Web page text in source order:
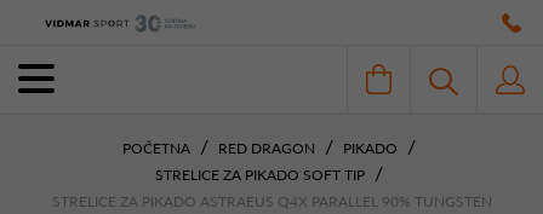
POČETNA RED DRAGON
PIKADO
STRELICE ZA PIKADO SOFT TIP
STRELICE ZA PIKADO ASTRAEUS Q4X PARALLEL 90% TUNGSTEN